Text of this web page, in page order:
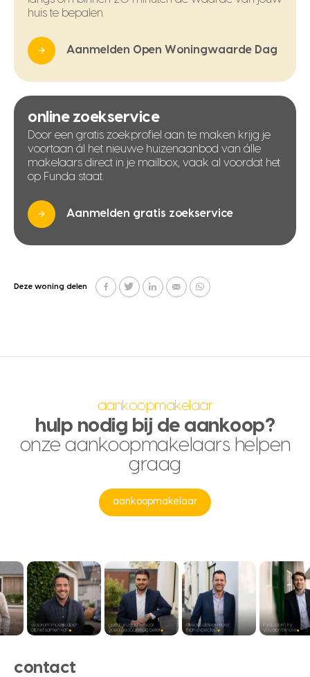
huis te bepalen.
Aanmelden Open Woningwaarde Dag
online zoekservice
Door een gratis zoekprofiel aan te maken krijg je
voortaan ál het nieuwe huizenaanbod van álle
makelaars direct in je mailbox, vaak al voordat het
op Funda staat.
Aanmelden gratis zoekservice
Deze woning delen
aankoopmakelaar
hulp nodig bij de aankoop?
onze aankoopmakelaars helpen
graag
aankoopmakelaar
contact